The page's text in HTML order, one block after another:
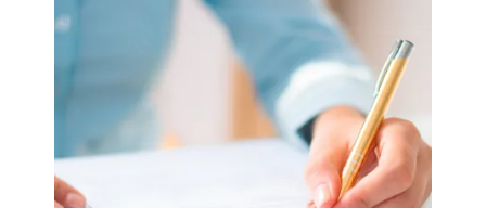
Automatización (HMI)
• HMI
• SCADA
• Alarm Management